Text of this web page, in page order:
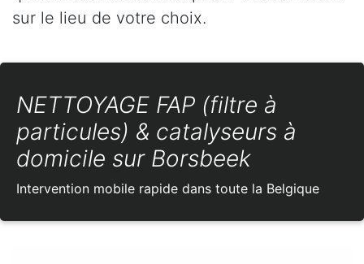
sur le lieu de votre choix.
NETTOYAGE FAP (filtre à
particules) & catalyseurs à
domicile sur Borsbeek
Intervention mobile rapide dans toute la Belgique